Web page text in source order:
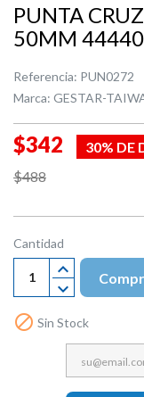
PUNTA
50MM
Referencia: PUN0272
Marca: GESTAR-
$342
30% DE
$488
Cantidad
 Sin Stock